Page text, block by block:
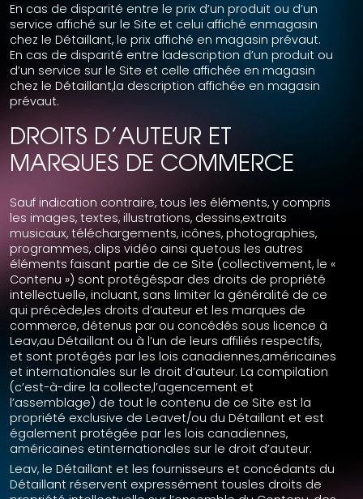
En cas de disparité entre le prix d’un produit ou d’un
service affiché sur le Site et celui affiché enmagasin
chez le Détaillant, le prix affiché en magasin prévaut.
En cas de disparité entre ladescription d’un produit ou
d’un service sur le Site et celle affichée en magasin
chez le Détaillant,la description affichée en magasin
prévaut.
DROITS D’AUTEUR ET
MARQUES DE COMMERCE
Sauf indication contraire, tous les éléments, y compris
les images, textes, illustrations, dessins,extraits
musicaux, téléchargements, icônes, photographies,
programmes, clips vidéo ainsi quetous les autres
éléments faisant partie de ce Site (collectivement, le «
Contenu ») sont protégéspar des droits de propriété
intellectuelle, incluant, sans limiter la généralité de ce
qui précède,les droits d’auteur et les marques de
commerce, détenus par ou concédés sous licence à
Leav,au Détaillant ou à l’un de leurs affiliés respectifs,
et sont protégés par les lois canadiennes,américaines
et internationales sur le droit d’auteur. La compilation
(c’est-à-dire la collecte,l’agencement et
l’assemblage) de tout le contenu de ce Site est la
propriété exclusive de Leavet/ou du Détaillant et est
également protégée par les lois canadiennes,
américaines etinternationales sur le droit d’auteur.
Leav, le Détaillant et les fournisseurs et concédants du
Détaillant réservent expressément tousles droits de